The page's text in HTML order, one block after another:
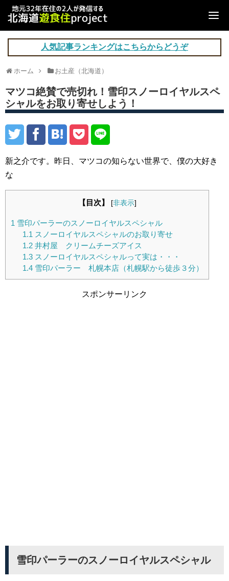
人気記事ランキングはこちらからどうぞ
ホーム お土産（北海道）
マツコ絶賛で売切れ！雪印スノーロイヤルスペ
シャルをお取り寄せしよう！
新之介です。昨日、マツコの知らない世界で、僕の大好き
な
【目次】 [非表示]
1 雪印パーラーのスノーロイヤルスペシャル
1.1 スノーロイヤルスペシャルのお取り寄せ
1.2井村屋 クリームチーズアイス
1.3スノーロイヤルスペシャルって実は・・・
1.4雪印パーラー 札幌本店（札幌駅から徒歩３分）
スポンサーリンク
雪印パーラーのスノーロイヤルスペシャル